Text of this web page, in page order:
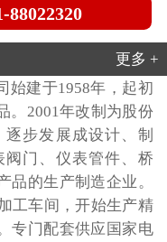
88022320
更多 +
始建于1958年，起初
。2001年改制为股份
步发展成设计、制
门、仪表管件、桥
品的生产制造企业。
工车间，开始生产精
专门配套供应国家电